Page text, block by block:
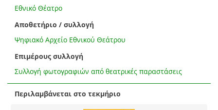
Εθνικό Θέατρο
Αποθετήριο / συλλογή
Ψηφιακό Αρχείο Εθνικού Θεάτρου
Επιμέρους συλλογή
Συλλογή φωτογραφιών από θεατρικές παραστάσεις
Περιλαμβάνεται στο τεκμήριο